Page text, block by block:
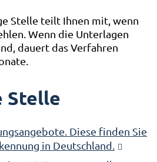
Stelle teilt Ihnen mit, wenn
Wenn die Unterlagen
dauert das Verfahren
Stelle
Diese finden Sie
in Deutschland.